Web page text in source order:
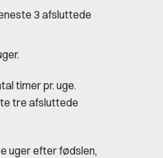
3 afsluttede
timer pr. uge.
tre afsluttede
uger efter fødslen,